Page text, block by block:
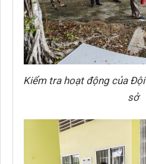
Kiểm tra hoạt động của Đội
sở